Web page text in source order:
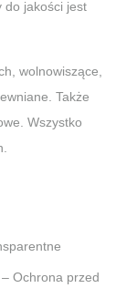
do jakości jest
wolnowiszące,
Także
Wszystko